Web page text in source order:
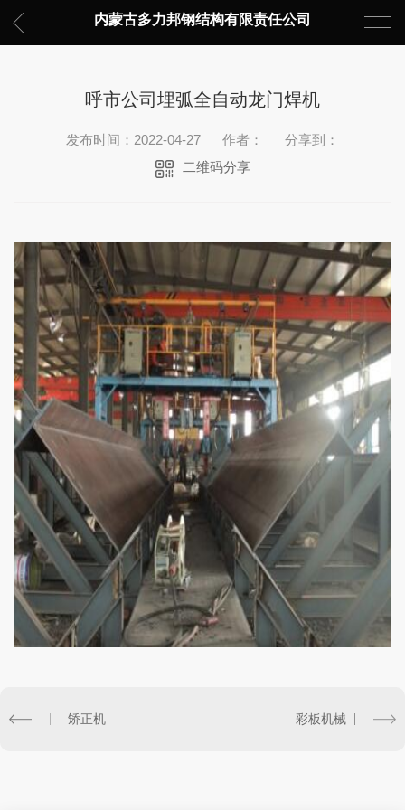
内蒙古多力邦钢结构有限责任公司
呼市公司埋弧全自动龙门焊机
发布时间：2022-04-27 作者：
分享到：
二维码分享
矫正机 彩板机械